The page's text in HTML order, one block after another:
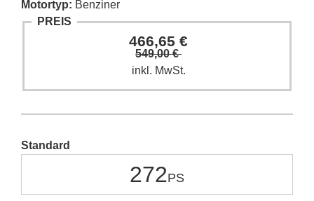
Motortyp: Benziner
PREIS
466,65 €
549,00 €
inkl. MwSt.
Standard
272